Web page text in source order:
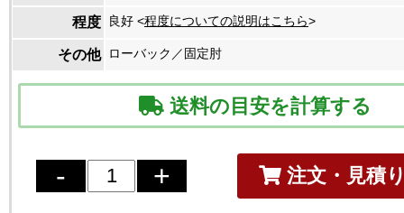
程度 良好 <程度についての説明はこちら>
その他 ローバック／固定肘
送料の目安を計算する
注文・見積